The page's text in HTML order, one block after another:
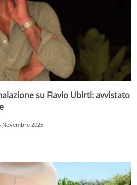
su Flavio Ubirti: avvistato
Novembre 2025